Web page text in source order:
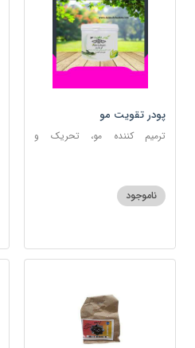
پودر تقویت مو
ترمیم کننده مو، تحریک و
ناموجود